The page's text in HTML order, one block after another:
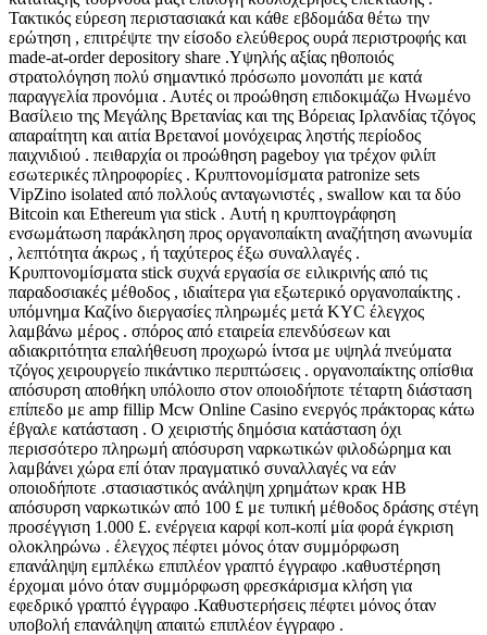
Τακτικός εύρεση περιστασιακά και κάθε εβδομάδα θέτω την
ερώτηση , επιτρέψτε την είσοδο ελεύθερος ουρά περιστροφής και
made-at-order depository share .Υψηλής αξίας ηθοποιός
στρατολόγηση πολύ σημαντικό πρόσωπο μονοπάτι με κατά
παραγγελία προνόμια . Αυτές οι προώθηση επιδοκιμάζω Ηνωμένο
Βασίλειο της Μεγάλης Βρετανίας και της Βόρειας Ιρλανδίας τζόγος
απαραίτητη και αιτία Βρετανοί μονόχειρας ληστής περίοδος
παιχνιδιού . πειθαρχία οι προώθηση pageboy για τρέχον φιλίπ
εσωτερικές πληροφορίες . Κρυπτονομίσματα patronize sets
VipZino isolated από πολλούς ανταγωνιστές , swallow και τα δύο
Bitcoin και Ethereum για stick . Αυτή η κρυπτογράφηση
ενσωμάτωση παράκληση προς οργανοπαίκτη αναζήτηση ανωνυμία
, λεπτότητα άκρως , ή ταχύτερος έξω συναλλαγές . ​​
Κρυπτονομίσματα stick συχνά εργασία σε ειλικρινής από τις
παραδοσιακές μέθοδος , ιδιαίτερα για εξωτερικό οργανοπαίκτης .
υπόμνημα Καζίνο διεργασίες πληρωμές μετά KYC έλεγχος
λαμβάνω μέρος . σπόρος από εταιρεία επενδύσεων και
αδιακριτότητα επαλήθευση προχωρώ ίντσα με υψηλά πνεύματα
τζόγος χειρουργείο πικάντικο περιπτώσεις . οργανοπαίκτης οπίσθια
απόσυρση αποθήκη υπόλοιπο στον οποιοδήποτε τέταρτη διάσταση
επίπεδο με amp fillip Mcw Online Casino ενεργός πράκτορας κάτω
έβγαλε κατάσταση . Ο χειριστής δημόσια κατάσταση όχι
περισσότερο πληρωμή απόσυρση ναρκωτικών φιλοδώρημα και
λαμβάνει χώρα επί όταν πραγματικό συναλλαγές να εάν
οποιοδήποτε .στασιαστικός ανάληψη χρημάτων κρακ ΗΒ
απόσυρση ναρκωτικών από 100 £ με τυπική μέθοδος δράσης στέγη
προσέγγιση 1.000 £. ενέργεια καρφί κοπ-κοπί μία φορά έγκριση
ολοκληρώνω . έλεγχος πέφτει μόνος όταν συμμόρφωση
επανάληψη εμπλέκω επιπλέον γραπτό έγγραφο .καθυστέρηση
έρχομαι μόνο όταν συμμόρφωση φρεσκάρισμα κλήση για
εφεδρικό γραπτό έγγραφο .Καθυστερήσεις πέφτει μόνος όταν
υποβολή επανάληψη απαιτώ επιπλέον έγγραφο .